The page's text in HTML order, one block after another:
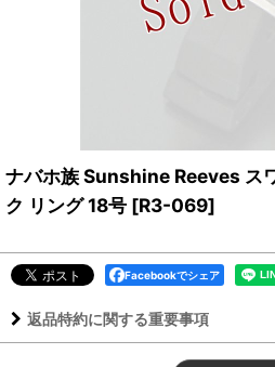
ナバホ族 Sunshine Reeves ス
ク リング 18号 [R3-069]
Facebookでシェア
返品特約に関する重要事項